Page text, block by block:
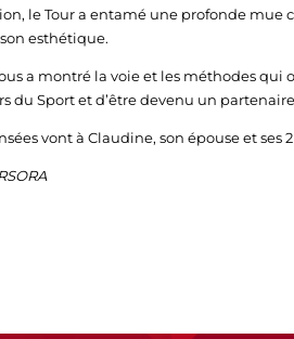
le Tour a entamé une profonde
esthétique.
a montré la voie et les méthodes qui
du Sport et d’être devenu un
vont à Claudine, son épouse et ses